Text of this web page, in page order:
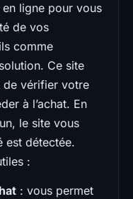
ligne pour vous
de vos
comme
Ce site
de vérifier votre
à l’achat. En
le site vous
est détectée.
:
: vous permet